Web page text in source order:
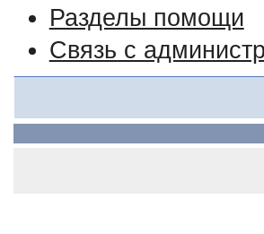
Разделы помощи
Связь с